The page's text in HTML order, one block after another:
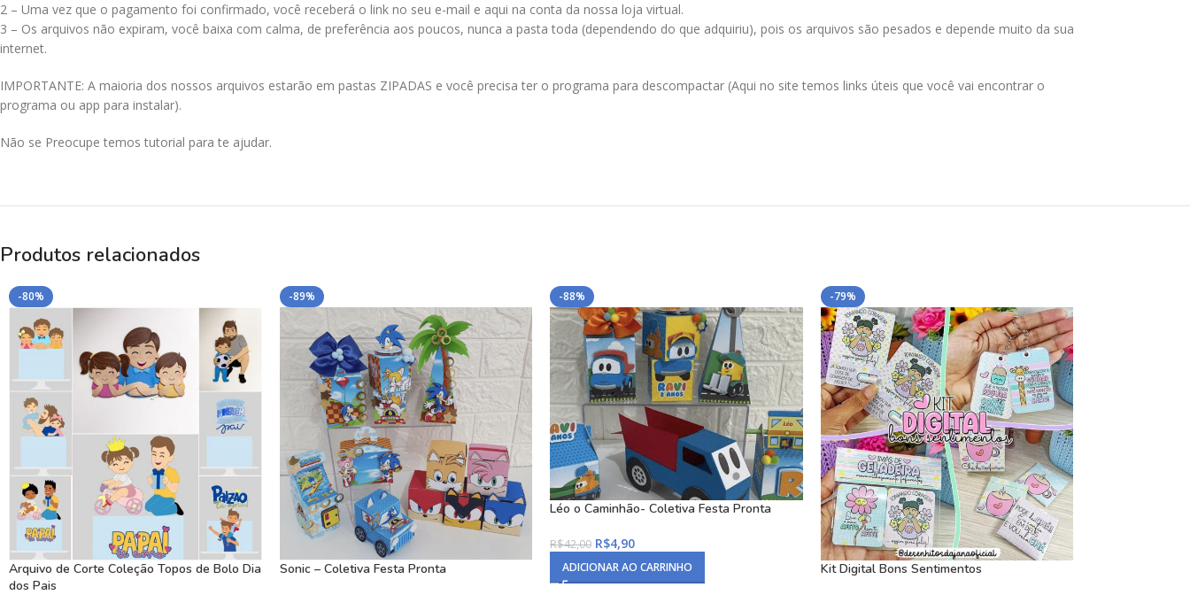
2 – Uma vez que o pagamento foi confirmado, você receberá o link no seu e-mail e aqui na conta da nossa loja virtual.
3 – Os arquivos não expiram, você baixa com calma, de preferência aos poucos, nunca a pasta toda (dependendo do que adquiriu), pois os arquivos são pesados e depende muito da sua
internet.
IMPORTANTE: A maioria dos nossos arquivos estarão em pastas ZIPADAS e você precisa ter o programa para descompactar (Aqui no site temos links úteis que você vai encontrar o
programa ou app para instalar).
Não se Preocupe temos tutorial para te ajudar.
Produtos relacionados
-80%
Arquivo de Corte Coleção Topos de Bolo Dia
dos Pais
-89%
Sonic – Coletiva Festa Pronta
-88%
Léo o Caminhão- Coletiva Festa Pronta
R$42,00 R$4,90
ADICIONAR AO CARRINHO
-79%
Kit Digital Bons Sentimentos